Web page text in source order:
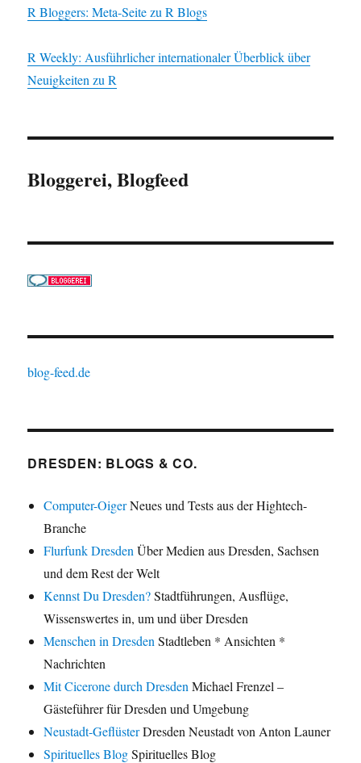
R Bloggers: Meta-Seite zu R Blogs
R Weekly: Ausführlicher internationaler Überblick über
Neuigkeiten zu R
Bloggerei, Blogfeed
blog-feed.de
DRESDEN: BLOGS & CO.
Computer-OigerNeues und Tests aus der Hightech-
Branche
Flurfunk Dresden Über Medien aus Dresden, Sachsen
und dem Rest der Welt
Kennst Du Dresden?Stadtführungen, Ausflüge,
Wissenswertes in, um und über Dresden
Menschen in Dresden Stadtleben * Ansichten *
Nachrichten
Mit Cicerone durch Dresden Michael Frenzel –
Gästeführer für Dresden und Umgebung
Neustadt-GeflüsterDresden Neustadt von Anton Launer
Spirituelles BlogSpirituelles Blog